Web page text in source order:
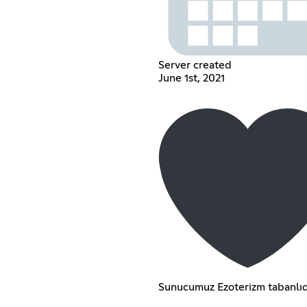
Server created
June 1st, 2021
Sunucumuz Ezoterizm